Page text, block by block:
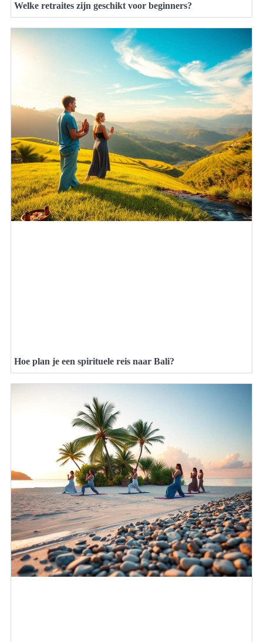
Welke retraites zijn geschikt voor beginners?
Hoe plan je een spirituele reis naar Bali?